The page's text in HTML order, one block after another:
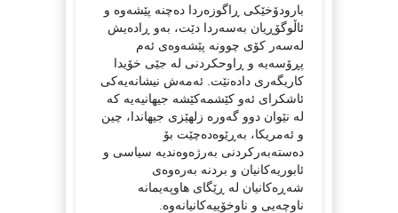
بارودۆخێکی ڕاگوزەردا دەچنە پێشەوە و
ئاڵوگۆڕیان بەسەردا دێت، بەو ڕادەیش
لەسەر کۆی چوونە پێشەوەی ئەم
پڕۆسەیە و ڕاوحکردنی لە جێی خۆیدا
کاریگەری دادەنێت. ئەمەش نیشانەیەکی
ئاشکرای ئەو کێشمەکێشە جیهانیەیە کە
لە نێوان دوو گەورە زلهێزی جیهاندا، چین
و ئەمریکا، بەڕێوەدەچێت بۆ
دەستەبەرکردنی بەرژەوەندیە سیاسی و
ئابوریەکانیان و بردنە بەرەوەی
شەڕەکانیان لە ڕێگای هاوپەیمانە
ناوچەیی و ناوخۆییەکانیانەوە.